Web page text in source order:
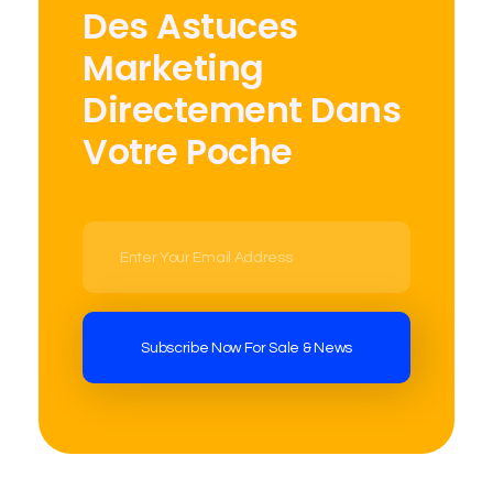
Des Astuces
Marketing
Directement Dans
Votre Poche